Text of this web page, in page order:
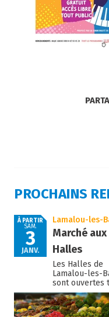
PROCHAINS
À PARTIR
SAM.
3
JANV.
Lamalou-les-
Marché aux
Halles
Les Halles de
Lamalou-les-
sont ouvertes
les samedis
pour un
produits de